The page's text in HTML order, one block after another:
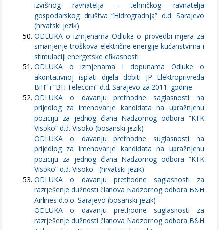
izvršnog ravnatelja – tehničkog ravnatelja
gospodarskog društva “Hidrogradnja” d.d. Sarajevo
(hrvatski jezik)
ODLUKA o izmjenama Odluke o provedbi mjera za
smanjenje troškova električne energije kućanstvima i
stimulaciji energetske efikasnosti
ODLUKA o izmjenama i dopunama Odluke o
akontativnoj isplati dijela dobiti JP Elektroprivreda
BiH” i “BH Telecom” d.d. Sarajevo za 2011. godine
ODLUKA o davanju prethodne saglasnosti na
prijedlog za imenovanje kandidata na upražnjenu
poziciju za jednog člana Nadzornog odbora “KTK
Visoko” d.d. Visoko (bosanski jezik)
ODLUKA o davanju prethodne suglasnosti na
prijedlog za imenovanje kandidata na upražnjenu
poziciju za jednog člana Nadzornog odbora “KTK
Visoko” d.d. Visoko (hrvatski jezik)
ODLUKA o davanju prethodne saglasnosti za
razrješenje dužnosti članova Nadzornog odbora B&H
Airlines d.o.o. Sarajevo (bosanski jezik)
ODLUKA o davanju prethodne suglasnosti za
razrješenje dužnosti članova Nadzornog odbora B&H